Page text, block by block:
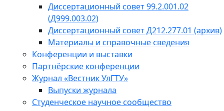
Диссертационный совет 99.2.001.02
(Д999.003.02)
Диссертационный совет Д212.277.01 (архив)
Материалы и справочные сведения
Конференции и выставки
Партнёрские конференции
Журнал «Вестник УлГТУ»
Выпуски журнала
Студенческое научное сообщество